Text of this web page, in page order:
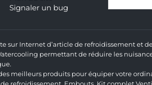
Signaler un bug
sur Internet d’article de refroidissement et
permettant de réduire les
meilleurs produits pour équiper votre